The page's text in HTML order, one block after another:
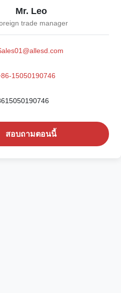
Mr. Leo
trade manager
15050190746
สอบถามตอนนี้